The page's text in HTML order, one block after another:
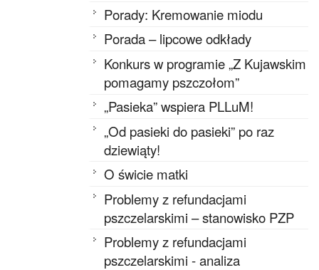
Porady: Kremowanie miodu
Porada – lipcowe odkłady
Konkurs w programie „Z Kujawskim
pomagamy pszczołom”
„Pasieka” wspiera PLLuM!
„Od pasieki do pasieki” po raz
dziewiąty!
O świcie matki
Problemy z refundacjami
pszczelarskimi – stanowisko PZP
Problemy z refundacjami
pszczelarskimi - analiza